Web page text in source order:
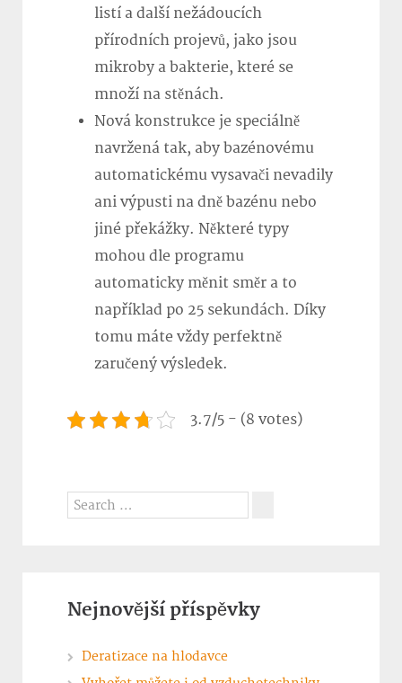
listí a další nežádoucích
přírodních projevů, jako jsou
mikroby a bakterie, které se
množí na stěnách.
Nová konstrukce je speciálně
navržená tak, aby bazénovému
automatickému vysavači nevadily
ani výpusti na dně bazénu nebo
jiné překážky. Některé typy
mohou dle programu
automaticky měnit směr a to
například po 25 sekundách. Díky
tomu máte vždy perfektně
zaručený výsledek.
3.7/5 - (8 votes)
Search
for:
Nejnovější příspěvky
Deratizace na hlodavce